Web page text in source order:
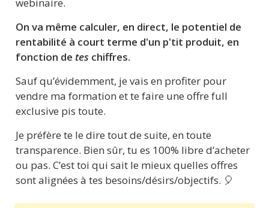
On va même calculer, en direct, le potentiel de
rentabilité à court terme d'un p'tit produit, en
fonction de tes chiffres.
Sauf qu’évidemment, je vais en profiter pour
vendre ma formation et te faire une offre full
exclusive pis toute.
Je préfère te le dire tout de suite, en toute
transparence. Bien sûr, tu es 100% libre d’acheter
ou pas. C’est toi qui sait le mieux quelles offres
sont alignées à tes besoins/désirs/objectifs. 🎈